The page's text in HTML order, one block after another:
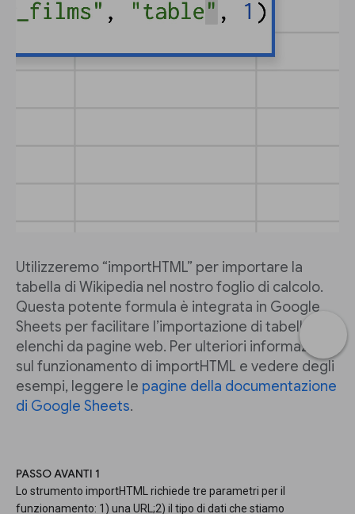
Utilizzeremo “importHTML” per importare la
tabella di Wikipedia nel nostro foglio di calcolo.
Questa potente formula è integrata in Google
Sheets per facilitare l’importazione di tabelle o
elenchi da pagine web. Per ulteriori informazioni
sul funzionamento di importHTML e vedere degli
esempi, leggere le pagine della documentazione
di Google Sheets.
PASSO AVANTI 1
Lo strumento importHTML richiede tre parametri per il
funzionamento: 1) una URL;2) il tipo di dati che stiamo